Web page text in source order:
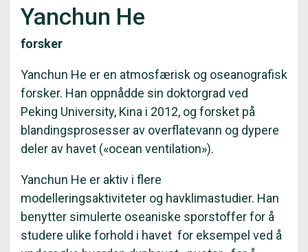
Yanchun He
forsker
Yanchun He er en atmosfærisk og oseanografisk
forsker. Han oppnådde sin doktorgrad ved
Peking University, Kina i 2012, og forsket på
blandingsprosesser av overflatevann og dypere
deler av havet («ocean ventilation»).
Yanchun He er aktiv i flere
modelleringsaktiviteter og havklimastudier. Han
benytter simulerte oseaniske sporstoffer for å
studere ulike forhold i havet for eksempel ved å